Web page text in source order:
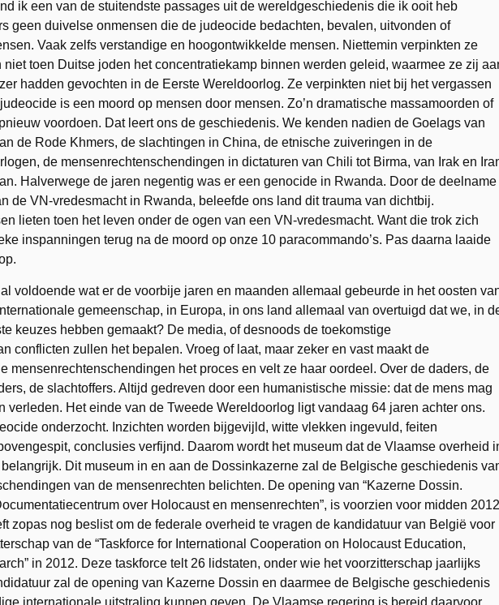
ik een van de stuitendste passages uit de wereldgeschiedenis die ik ooit heb
geen duivelse onmensen die de judeocide bedachten, bevalen, uitvonden of
Vaak zelfs verstandige en hoogontwikkelde mensen. Niettemin verpinkten ze
toen Duitse joden het concentratiekamp binnen werden geleid, waarmee ze zij
hadden gevochten in de Eerste Wereldoorlog. Ze verpinkten niet bij het vergassen
is een moord op mensen door mensen. Zo’n dramatische massamoorden of
voordoen. Dat leert ons de geschiedenis. We kenden nadien de Goelags van
de Rode Khmers, de slachtingen in China, de etnische zuiveringen in de
de mensenrechtenschendingen in dictaturen van Chili tot Birma, van Irak en
Halverwege de jaren negentig was er een genocide in Rwanda. Door de deelname
de VN-vredesmacht in Rwanda, beleefde ons land dit trauma van dichtbij.
lieten toen het leven onder de ogen van een VN-vredesmacht. Want die trok zich
inspanningen terug na de moord op onze 10 paracommando’s. Pas daarna laaide
voldoende wat er de voorbije jaren en maanden allemaal gebeurde in het oosten
gemeenschap, in Europa, in ons land allemaal van overtuigd dat we, in
keuzes hebben gemaakt? De media, of desnoods de toekomstige
conflicten zullen het bepalen. Vroeg of laat, maar zeker en vast maakt de
mensenrechtenschendingen het proces en velt ze haar oordeel. Over de daders, de
de slachtoffers. Altijd gedreven door een humanistische missie: dat de mens mag
verleden. Het einde van de Tweede Wereldoorlog ligt vandaag 64 jaren achter ons.
onderzocht. Inzichten worden bijgevijld, witte vlekken ingevuld, feiten
conclusies verfijnd. Daarom wordt het museum dat de Vlaamse overheid
Dit museum in en aan de Dossinkazerne zal de Belgische geschiedenis
van de mensenrechten belichten. De opening van “Kazerne Dossin.
over Holocaust en mensenrechten”, is voorzien voor midden
zopas nog beslist om de federale overheid te vragen de kandidatuur van België voor
van de “Taskforce for International Cooperation on Holocaust Education,
in 2012. Deze taskforce telt 26 lidstaten, onder wie het voorzitterschap jaarlijks
zal de opening van Kazerne Dossin en daarmee de Belgische geschiedenis
internationale uitstraling kunnen geven. De Vlaamse regering is bereid daarvoor